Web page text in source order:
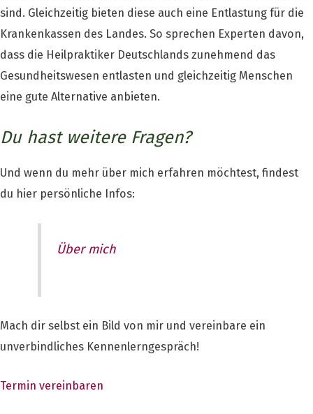
sind. Gleichzeitig bieten diese auch eine Entlastung für die
Krankenkassen des Landes. So sprechen Experten davon,
dass die Heilpraktiker Deutschlands zunehmend das
Gesundheitswesen entlasten und gleichzeitig Menschen
eine gute Alternative anbieten.
Du hast weitere Fragen?
Und wenn du mehr über mich erfahren möchtest, findest
du hier persönliche Infos:
Über mich
Mach dir selbst ein Bild von mir und vereinbare ein
unverbindliches Kennenlerngespräch!
Termin vereinbaren